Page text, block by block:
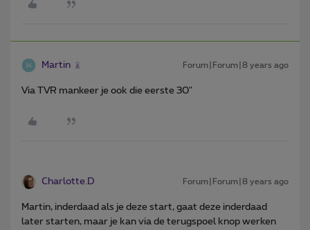
Martin Forum|Forum|8 years ago
Via TVR mankeer je ook die eerste 30"
Charlotte.D Forum|Forum|8 years ago
Martin, inderdaad als je deze start, gaat deze inderdaad
later starten, maar je kan via de terugspoel knop werken